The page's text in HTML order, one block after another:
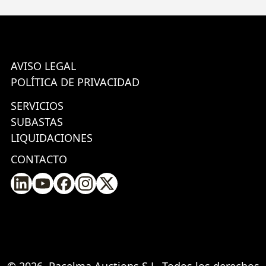
AVISO LEGAL
POLÍTICA DE PRIVACIDAD
SERVICIOS
SUBASTAS
LIQUIDACIONES
CONTACTO